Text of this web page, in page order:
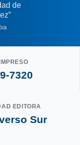
de
7320
EDITORA
Sur